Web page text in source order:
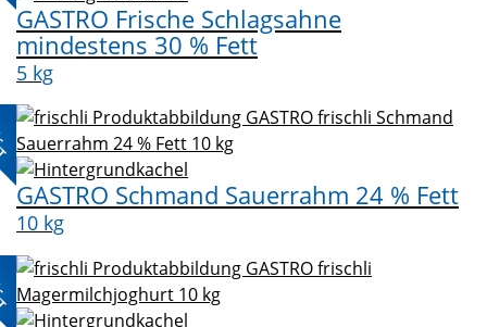
GASTRO Frische Schlagsahne
mindestens 30 % Fett
5 kg
GASTRO Schmand Sauerrahm 24 % Fett
10 kg